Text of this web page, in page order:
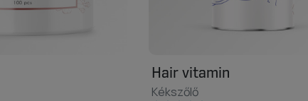
Hair vitamin
Kékszőlő